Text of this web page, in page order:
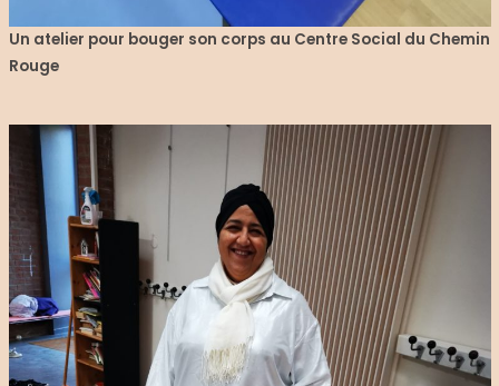
Un atelier pour bouger son corps au Centre Social du Chemin
Rouge